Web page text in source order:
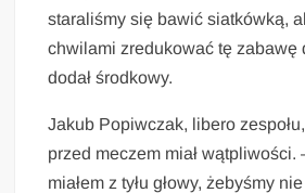
staraliśmy się bawić siatkówką,
chwilami zredukować tę zabawę
dodał środkowy.
Jakub Popiwczak, libero
przed meczem miał wątpliwości.
miałem z tyłu głowy, żebyśmy